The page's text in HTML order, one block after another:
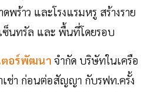
พร้าว และโรงแรมหรู สร้างราย
ซ็นทรัล และ พื้นที่โดยรอบ
ตอร์พัฒนา จำกัด บริษัทในเครือ
ช่า ก่อนต่อสัญญา กับรฟท.ครั้ง